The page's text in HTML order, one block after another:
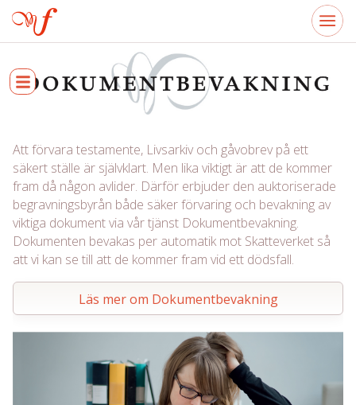
Att förvara testamente, Livsarkiv och gåvobrev på ett
säkert ställe är självklart. Men lika viktigt är att de kommer
fram då någon avlider. Därför erbjuder den auktoriserade
begravningsbyrån både säker förvaring och bevakning av
viktiga dokument via vår tjänst Dokumentbevakning.
Dokumenten bevakas per automatik mot Skatteverket så
att vi kan se till att de kommer fram vid ett dödsfall.
Läs mer om Dokumentbevakning